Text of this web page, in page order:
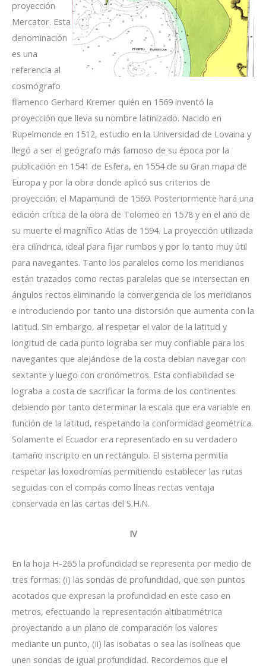
proyección
Mercator. Esta
denominación
es una
referencia al
cosmógrafo
flamenco Gerhard Kremer quién en 1569 inventó la
proyección que lleva su nombre latinizado. Nacido en
Rupelmonde en 1512, estudio en la Universidad de Lovaina y
llegó a ser el geógrafo más famoso de su época por la
publicación en 1541 de Esfera, en 1554 de su Gran mapa de
Europa y por la obra donde aplicó sus criterios de
proyección, el Mapamundi de 1569. Posteriormente hará una
edición crítica de la obra de Tolomeo en 1578 y en el año de
su muerte el magnífico Atlas de 1594. La proyección utilizada
era cilíndrica, ideal para fijar rumbos y por lo tanto muy útil
para navegantes. Tanto los paralelos como los meridianos
están trazados como rectas paralelas que se intersectan en
ángulos rectos eliminando la convergencia de los meridianos
e introduciendo por tanto una distorsión que aumenta con la
latitud. Sin embargo, al respetar el valor de la latitud y
longitud de cada punto lograba ser muy confiable para los
navegantes que alejándose de la costa debían navegar con
sextante y luego con cronómetros. Esta confiabilidad se
lograba a costa de sacrificar la forma de los continentes
debiendo por tanto determinar la escala que era variable en
función de la latitud, respetando la conformidad geométrica.
Solamente el Ecuador era representado en su verdadero
tamaño inscripto en un rectángulo. El sistema permitía
respetar las loxodromías permitiendo establecer las rutas
seguidas con el compás como líneas rectas ventaja
conservada en las cartas del S.H.N.
IV
En la hoja H-265 la profundidad se representa por medio de
tres formas: (i) las sondas de profundidad, que son puntos
acotados que expresan la profundidad en este caso en
metros, efectuando la representación altibatimétrica
proyectando a un plano de comparación los valores
mediante un punto, (ii) las isobatas o sea las isolíneas que
unen sondas de igual profundidad. Recordemos que el